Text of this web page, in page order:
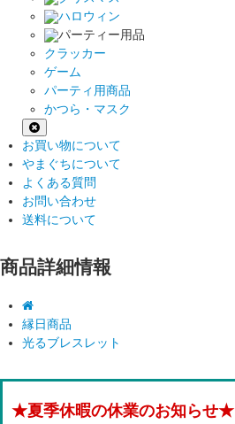
ハロウィン
パーティー用品
クラッカー
ゲーム
パーティ用商品
かつら・マスク
お買い物について
やまぐちについて
よくある質問
お問い合わせ
送料について
商品詳細情報
縁日商品
光るブレスレット
★夏季休暇の休業のお知らせ★